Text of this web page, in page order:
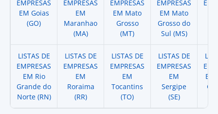
EMPRESAS
EM Goias
(GO)
EMPRESAS
EM
Maranhao
(MA)
EMPRESAS
EM Mato
Grosso
(MT)
EMPRESAS
EM Mato
Grosso do
Sul (MS)
LISTAS DE
EMPRESAS
EM Rio
Grande do
Norte (RN)
LISTAS DE
EMPRESAS
EM
Roraima
(RR)
LISTAS DE
EMPRESAS
EM
Tocantins
(TO)
LISTAS DE
EMPRESAS
EM
Sergipe
(SE)
EM